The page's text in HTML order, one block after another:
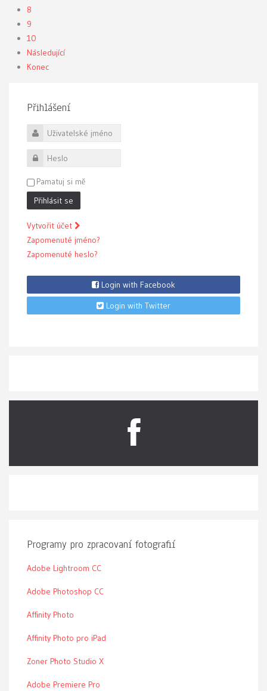
8
9
10
Následující
Konec
Přihlášení
Uživatelské jméno
Heslo
Pamatuj si mě
Přihlásit se
Vytvořit účet
Zapomenuté jméno?
Zapomenuté heslo?
Login with Facebook
Login with Twitter
Programy pro zpracovaní fotografií
Adobe Lightroom CC
Adobe Photoshop CC
Affinity Photo
Affinity Photo pro iPad
Zoner Photo Studio X
Adobe Premiere Pro